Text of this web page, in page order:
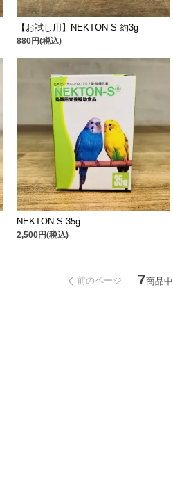
【お試し用】NEKTON-S 約3g
880円(税込)
NEKTON-S 35g
2,500円(税込)
前のページ 7商品中